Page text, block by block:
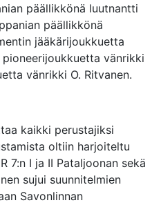
päällikkönä luutnantti
päällikkönä
jääkärijoukkuetta
pioneerijoukkuetta vänrikki
vänrikki O. Ritvanen.
kaikki perustajiksi
oltiin harjoiteltu
7:n I ja II Pataljoonan sekä
sujui suunnitelmien
Savonlinnan